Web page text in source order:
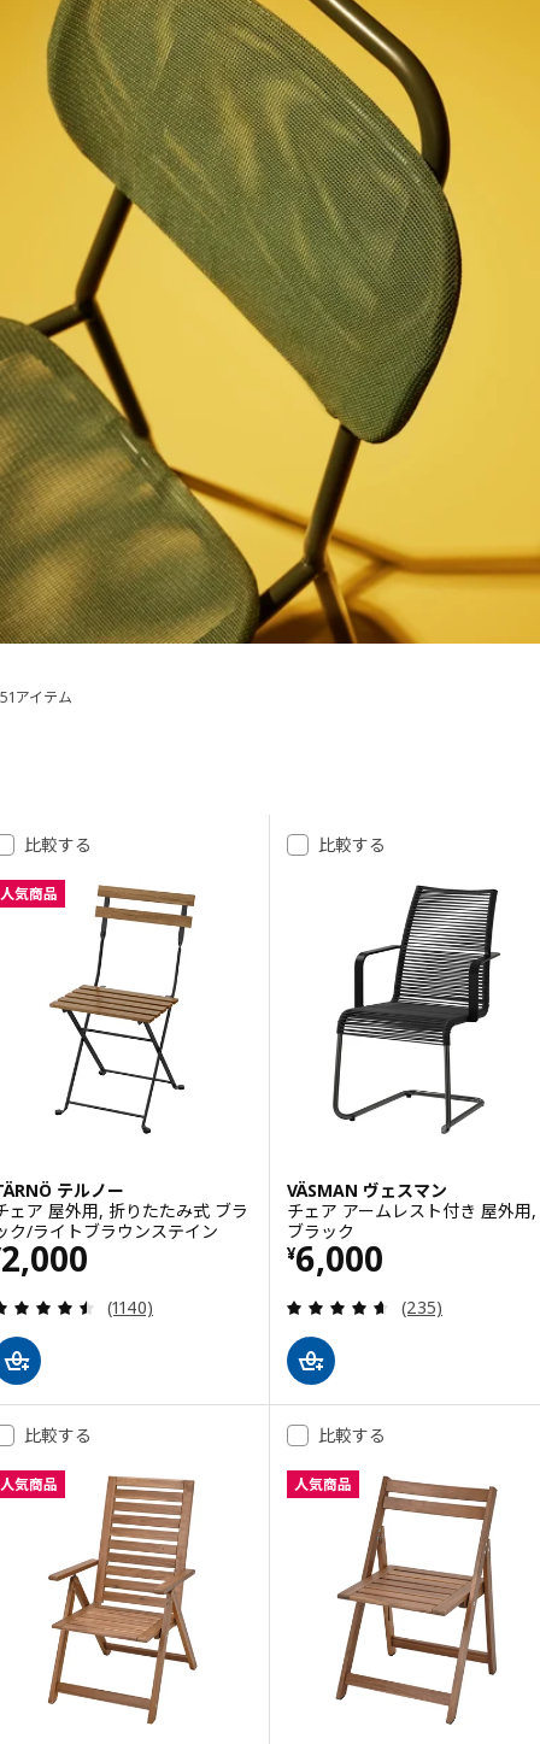
並べ替えとフィルター
51アイテム
結果リスト
比較する
人気商品
テルノー
ェア 屋外用, 折りたたみ式 ブラ
ク/ライトブラウンステイン
2,000
格 ¥ 2000
レビュー: 4.5 から 5 星です。 総レビュー数:
(1140)
比較する
VÄSMAN ヴェスマン
チェア アームレスト付き 屋外用,
ブラック
¥6,000
価格 ¥ 6000
レビュー: 4.6
(235)
比較する
人気商品
比較する
人気商品